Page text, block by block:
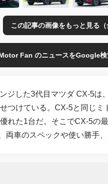
この記事の画像をもっと見る（
Fan のニュースをGoogle検
ジした3代目マツダ CX-5は
つけている。CX-5と同じ
れた1台だ。そこでCX-5の
両車のスペックや使い勝手